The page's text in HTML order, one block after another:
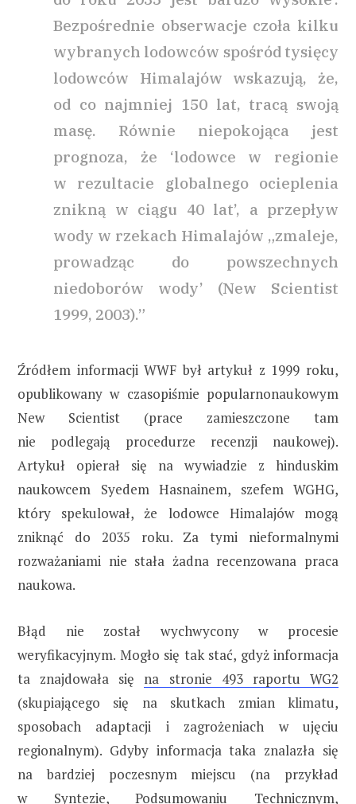
Bezpośrednie obserwacje czoła kilku
wybranych lodowców spośród tysięcy
lodowców Himalajów wskazują, że,
od co najmniej 150 lat, tracą swoją
masę. Równie niepokojąca jest
prognoza, że ‘lodowce w regionie
w rezultacie globalnego ocieplenia
znikną w ciągu 40 lat’, a przepływ
wody w rzekach Himalajów „zmaleje,
prowadząc do powszechnych
niedoborów wody’ (New Scientist
1999, 2003).”
Źródłem informacji WWF był artykuł z 1999 roku,
opublikowany w czasopiśmie popularnonaukowym
New Scientist (prace zamieszczone tam
nie podlegają procedurze recenzji naukowej).
Artykuł opierał się na wywiadzie z hinduskim
naukowcem Syedem Hasnainem, szefem WGHG,
który spekulował, że lodowce Himalajów mogą
zniknąć do 2035 roku. Za tymi nieformalnymi
rozważaniami nie stała żadna recenzowana praca
naukowa.
Błąd nie został wychwycony w procesie
weryfikacyjnym. Mogło się tak stać, gdyż informacja
ta znajdowała się na stronie 493 raportu WG2
(skupiającego się na skutkach zmian klimatu,
sposobach adaptacji i zagrożeniach w ujęciu
regionalnym). Gdyby informacja taka znalazła się
na bardziej poczesnym miejscu (na przykład
w Syntezie, Podsumowaniu Technicznym,